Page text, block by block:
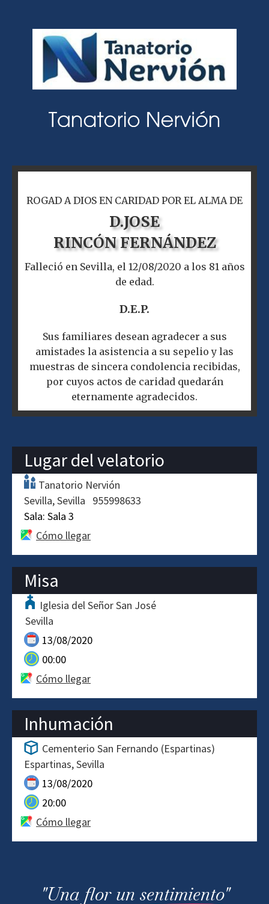
ROGAD A DIOS EN CARIDAD POR EL ALMA DE
D.JOSE
RINCÓN FERNÁNDEZ
Falleció en Sevilla, el 12/08/2020 a los 81 años
de edad.
D.E.P.
Sus familiares desean agradecer a sus
amistades la asistencia a su sepelio y las
muestras de sincera condolencia recibidas,
por cuyos actos de caridad quedarán
eternamente agradecidos.
Lugar del velatorio
Tanatorio Nervión
Sevilla Sevilla
955998633
Sala: Sala 3
Cómo llegar
Misa
Iglesia del Señor San José
Sevilla
13/08/2020
00:00
Cómo llegar
Inhumación
Cementerio San Fernando (Espartinas)
Espartinas Sevilla
13/08/2020
20:00
Cómo llegar
"Una flor un sentimiento"